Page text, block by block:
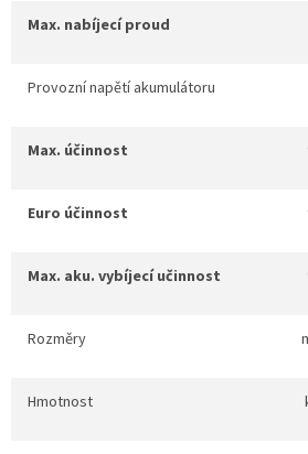
Max. nabíjecí proud
Provozní napětí akumulátoru
Max. účinnost
Euro účinnost
Max. aku. vybíjecí učinnost
Rozměry
Hmotnost